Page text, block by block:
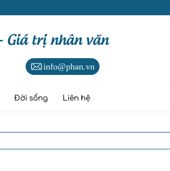
Giá trị nhân văn
info@phan.vn
Đời sống Liên hệ